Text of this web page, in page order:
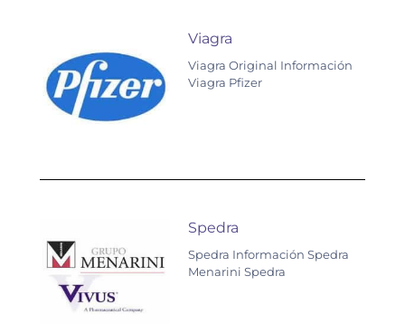
Viagra
Viagra Original Información
Viagra Pfizer
Spedra
Spedra Información Spedra
Menarini Spedra